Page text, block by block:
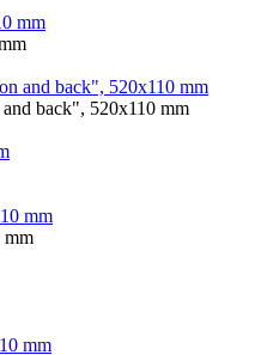
back", 520x110 mm
mm